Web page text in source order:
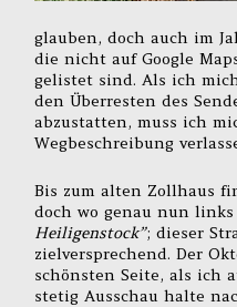
glauben, doch auch im
die nicht auf Google
gelistet sind. Als ich
den Überresten des
abzustatten, muss ich
Wegbeschreibung
Bis zum alten Zollhaus
doch wo genau nun links
Heiligenstock”; dieser
zielversprechend. Der
schönsten Seite, als ich
stetig Ausschau halte